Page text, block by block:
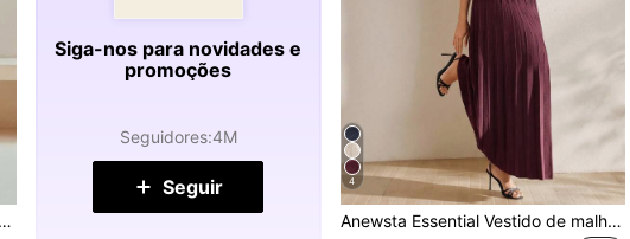
Siga-nos para novidades e
promoções
Seguidores:4M
Seguir 4
Anewsta Essential Vestido de malha feminino ajustado com alças finas e pregas, cor lisa, elegante, para verão, outono, inverno, para sair, casual e moderno